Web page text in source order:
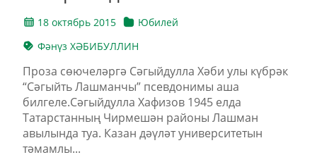
18 октябрь 2015
Юбилей
Фәнүз ХӘБИБУЛЛИН
Проза сөючеләргә Сәгыйдулла Хәби улы күбрәк
“Сәгыйть Лашманчы” псевдонимы аша
билгеле.Сәгыйдулла Хафизов 1945 елда
Татарстанның Чирмешән районы Лашман
авылында туа. Казан дәүләт университетын
тәмамлы...